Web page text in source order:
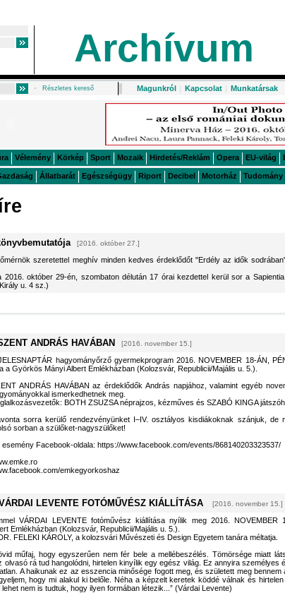
Archívum
Részletes kereső Magunkról | Kapcsolat | Munkatársak
Vélemény Körkép Sport Mozaik Hirdetés/Reklám Opera EU-világ
Állatbarát Egészségügy Riport Decibel Motorház Tudomány
[2016. október 27.]
szeretettel meghív minden kedves érdeklődőt "Erdély az idők
2016. október 29-én, szombaton délután 17 órai kezdettel kerül sor a
u. 4 sz.)
ANDRÁS HAVÁBAN [2016. november 15.]
hagyományőrző gyermekprogram 2016. NOVEMBER 18-ÁN,
a Györkös Mányi Albert Emlékházban (Kolozsvár, Republicii/Majális u. 5.).
ANDRÁS HAVÁBAN az érdeklődők András napjához, valamint egyéb
ismerkedhetnek meg.
BOTH ZSUZSA néprajzos, kézműves és SZABÓ KINGA
sorra kerülő rendezvényünket I–IV. osztályos kisdiákoknak szánjuk, de
sorban a szülőket-nagyszülőket!
esemény Facebook-oldala: https://www.facebook.com/events/868140203323537/
emkegyorkoshaz
LEVENTE FOTÓMŰVÉSZ KIÁLLÍTÁSA [2016. november 15.]
VÁRDAI LEVENTE fotóművész kiállítása nyílik meg 2016.
Emlékházban (Kolozsvár, Republicii/Majális u. 5.).
FELEKI KÁROLY, a kolozsvári Művészeti és Design Egyetem tanára méltatja.
műfaj, hogy egyszerűen nem fér bele a mellébeszélés. Tömörsége miatt
olvasó rá tud hangolódni, hirtelen kinyílik egy egész világ. Ez annyira személyes
A haikunak ez az esszencia minősége fogott meg, és született meg
hogy mi alakul ki belőle. Néha a képzelt keretek köddé válnak és
nem is tudtuk, hogy ilyen formában létezik...” (Várdai Levente)